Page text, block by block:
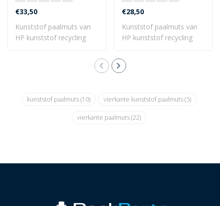
€33,50
Kunststof paalmuts van
HP kunststof recycling
€28,50
Kunststof paalmuts van
HP kunststof recycling
kunststof paalmuts(10) vierkante kunststof paalmuts(5)
vierkante paalmuts(22)